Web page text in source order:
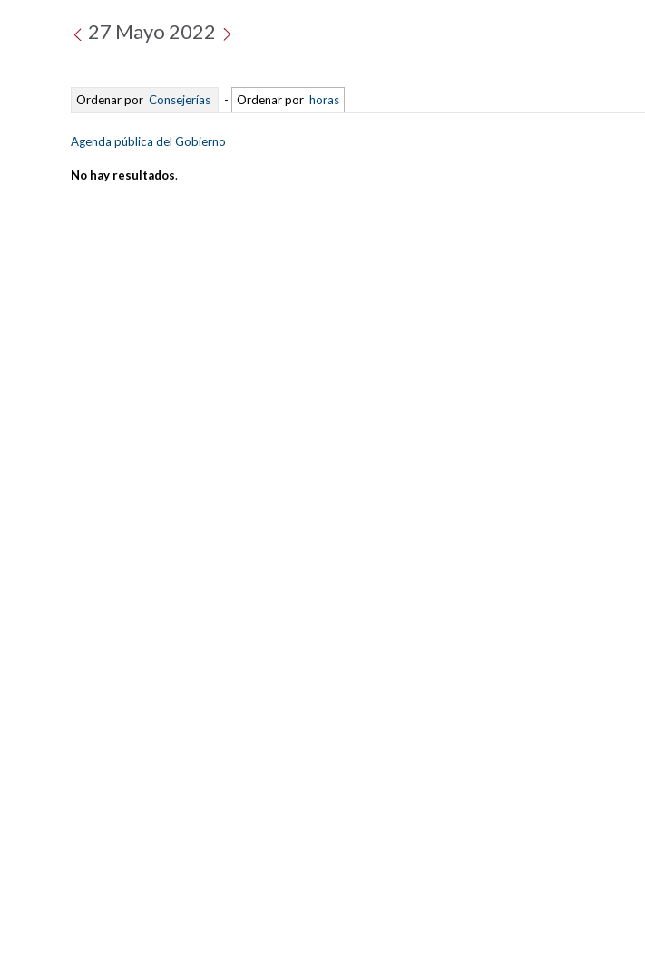
27 Mayo 2022
Ordenar por Consejerías - Ordenar por horas
Agenda pública del Gobierno
No hay resultados.